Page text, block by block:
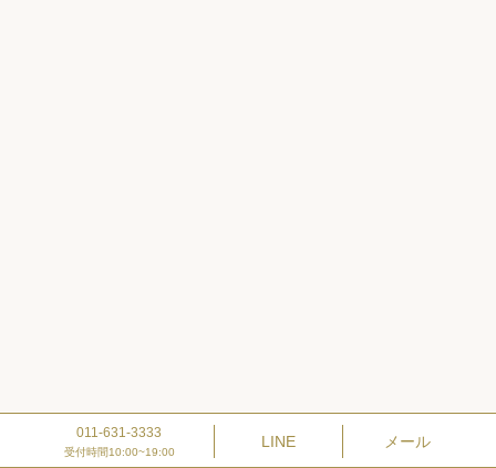
011-631-3333
受付時間10:00~19:00
LINE メール